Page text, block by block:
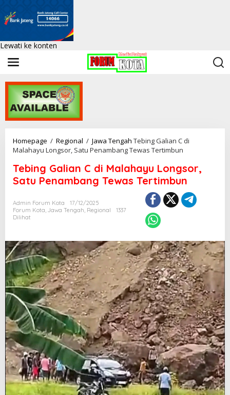
Lewati ke konten
Homepage / Regional / Jawa Tengah Tebing Galian C di
Malahayu Longsor, Satu Penambang Tewas Tertimbun
Tebing Galian C di Malahayu Longsor,
Satu Penambang Tewas Tertimbun
Admin Forum Kota
17/12/2025
Forum Kota, Jawa Tengah, Regional
1337
Dilihat